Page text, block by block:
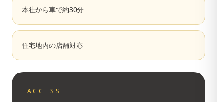
本社から車で約30分
住宅地内の店舗対応
ACCESS